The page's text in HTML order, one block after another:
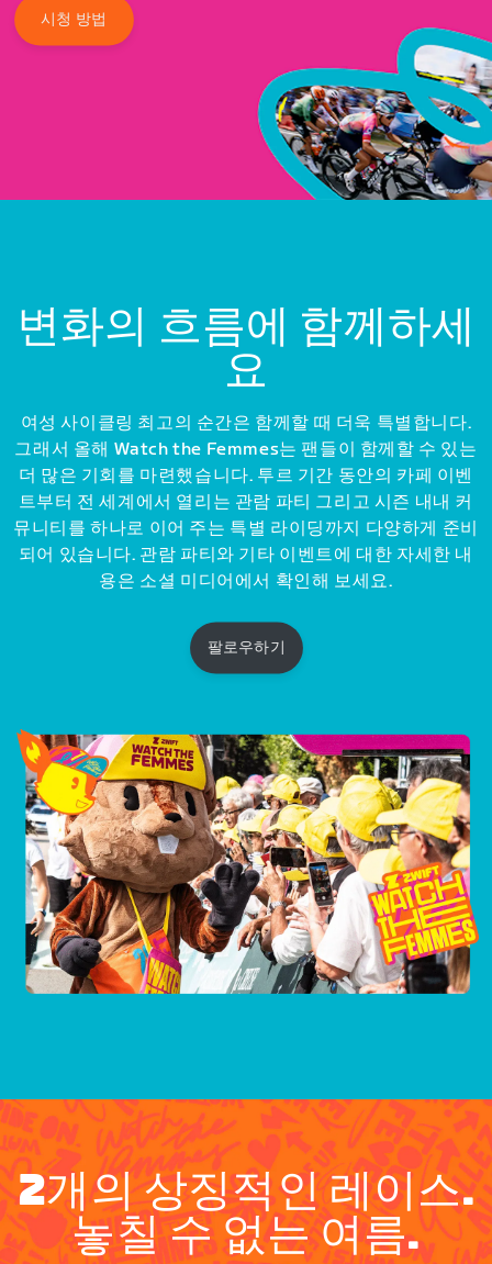
시청 방법
변화의 흐름에 함께하세
요
여성 사이클링 최고의 순간은 함께할 때 더욱 특별합니다.
그래서 올해 Watch the Femmes는 팬들이 함께할 수 있는
더 많은 기회를 마련했습니다. 투르 기간 동안의 카페 이벤
트부터 전 세계에서 열리는 관람 파티 그리고 시즌 내내 커
뮤니티를 하나로 이어 주는 특별 라이딩까지 다양하게 준비
되어 있습니다. 관람 파티와 기타 이벤트에 대한 자세한 내
용은 소셜 미디어에서 확인해 보세요.
팔로우하기
2개의 상징적인 레이스.
놓칠 수 없는 여름.